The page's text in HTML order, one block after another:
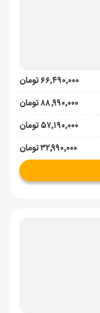
۶۶٬۴۹۰٬۰۰۰ تومان
۸۸٬۹۹۰٬۰۰۰ تومان
۵۷٬۱۹۰٬۰۰۰ تومان
۳۲٬۹۹۰٬۰۰۰ تومان